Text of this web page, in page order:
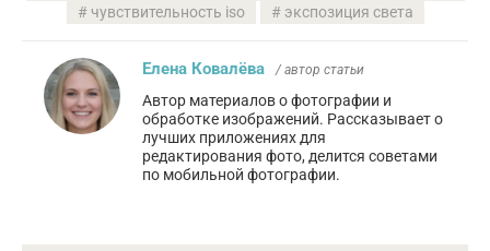
чувствительность iso
экспозиция света
Елена Ковалёва / автор статьи
Автор материалов о фотографии и
обработке изображений. Рассказывает о
лучших приложениях для
редактирования фото, делится советами
по мобильной фотографии.